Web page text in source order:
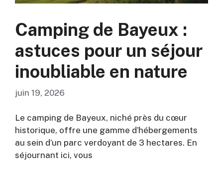
Camping de Bayeux :
astuces pour un séjour
inoubliable en nature
juin 19, 2026
Le camping de Bayeux, niché près du cœur
historique, offre une gamme d’hébergements
au sein d’un parc verdoyant de 3 hectares. En
séjournant ici, vous